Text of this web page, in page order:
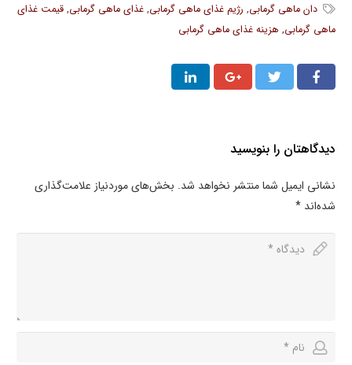
دان ماهی گرمابی, رژیم غذای ماهی گرمابی, غذای ماهی گرمابی, قیمت غذای
ماهی گرمابی, هزینه غذای ماهی گرمابی
دیدگاهتان را بنویسید
نشانی ایمیل شما منتشر نخواهد شد. بخش‌های موردنیاز علامت‌گذاری
شده‌اند *